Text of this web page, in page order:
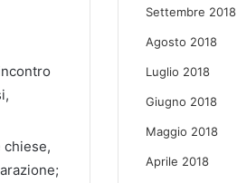
Settembre 2018
Agosto 2018
Luglio 2018
Giugno 2018
Maggio 2018
Aprile 2018